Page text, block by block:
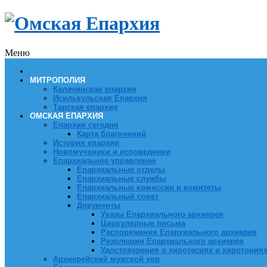
Меню
МИТРОПОЛИЯ
Калачинская епархия
Исилькульская Епархия
Тарская епархия
ОМСКАЯ ЕПАРХИЯ
Епархия сегодня
Карта благочиний
История епархии
Новомученики и исповедники
Епархиальное управление
Епархиальные отделы
Епархиальные службы
Епархиальные комиссии и комитеты
Епархиальный совет
Документы
Указы Епархиального архиерея
Циркулярные письма
Распоряжения Епархиального архиерея
Резолюции Епархиального архиерея
Удостоверения о хиротесиях и хиротониях
Архиерейский мужской хор